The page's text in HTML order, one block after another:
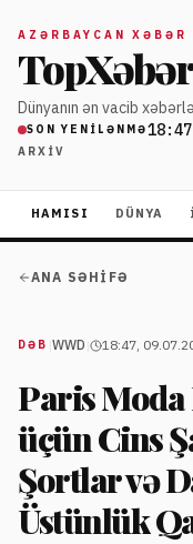
AZƏRBAYCAN XƏBƏR
TopXəbər
Dünyanın ən vacib
SON YENILƏNMƏ
ARXIV
HAMISI DÜNYA
ANA SƏHIFƏ
DƏB WWD 18:47,
Paris
üçün Cins
Şortlar və
Üstünlük